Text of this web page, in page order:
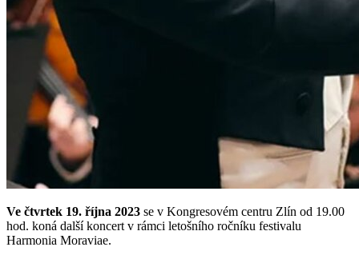
Ve čtvrtek 19. října 2023 se v Kongresovém centru Zlín od 19.00
hod. koná další koncert v rámci letošního ročníku festivalu
Harmonia Moraviae.